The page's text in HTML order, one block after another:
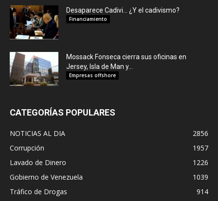
Desaparece Cadivi… ¿Y el cadivismo?
Financiamiento
Mossack Fonseca cierra sus oficinas en
Jersey, Isla de Man y...
Empresas offshore
CATEGORÍAS POPULARES
NOTICIAS AL DIA
2856
Corrupción
1957
Lavado de Dinero
1226
Gobierno de Venezuela
1039
Tráfico de Drogas
914